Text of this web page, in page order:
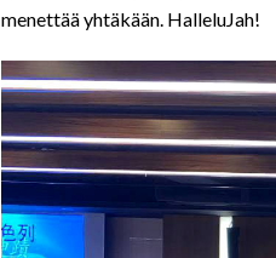
menettää yhtäkään. HalleluJah!